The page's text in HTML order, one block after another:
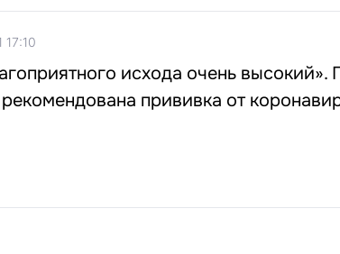
17:10
исхода очень
прививка от